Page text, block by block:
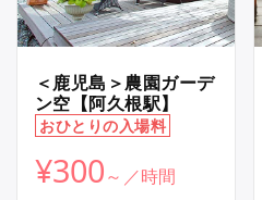
＜鹿児島＞農園ガーデ
ン空【阿久根駅】
おひとりの入場料
¥300